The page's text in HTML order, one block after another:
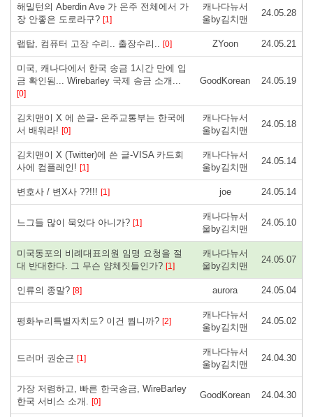
해밀턴의 Aberdin Ave 가 온주 전체에서 가
장 안좋은 도로라구? [1]
캐나다뉴서
울by김치맨
24.05.28
랩탑, 컴퓨터 고장 수리.. 출장수리.. [0] ZYoon 24.05.21
미국, 캐나다에서 한국 송금 1시간 만에 입
금 확인됨... Wirebarley 국제 송금 소개...
[0]
GoodKorean 24.05.19
김치맨이 X 에 쓴글- 온주교통부는 한국에
서 배워라! [0]
캐나다뉴서
울by김치맨
24.05.18
김치맨이 X (Twitter)에 쓴 글-VISA 카드회
사에 컴플레인! [1]
캐나다뉴서
울by김치맨
24.05.14
변호사 / 변X사 ??!!! [1] joe 24.05.14
느그들 많이 묵었다 아니가? [1]
캐나다뉴서
울by김치맨
24.05.10
미국동포의 비례대표의원 임명 요청을 절
대 반대한다. 그 무슨 얌체짓들인가? [1]
캐나다뉴서
울by김치맨
24.05.07
인류의 종말? [8] aurora 24.05.04
평화누리특별자치도? 이건 뭡니까? [2]
캐나다뉴서
울by김치맨
24.05.02
드러머 권순근 [1]
캐나다뉴서
울by김치맨
24.04.30
가장 저렴하고, 빠른 한국송금, WireBarley
한국 서비스 소개. [0]
GoodKorean 24.04.30